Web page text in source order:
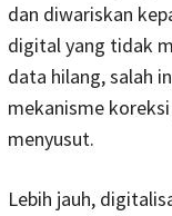
dan diwariskan
digital yang tidak
data hilang, salah
mekanisme
menyusut.
Lebih jauh,